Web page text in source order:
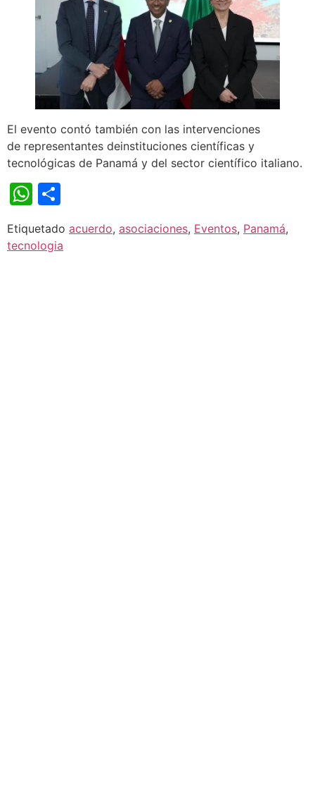
El evento contó también con las intervenciones
de representantes deinstituciones científicas y
tecnológicas de Panamá y del sector científico italiano.
WhatsApp
Etiquetado acuerdo, asociaciones, Eventos, Panamá,
tecnologia